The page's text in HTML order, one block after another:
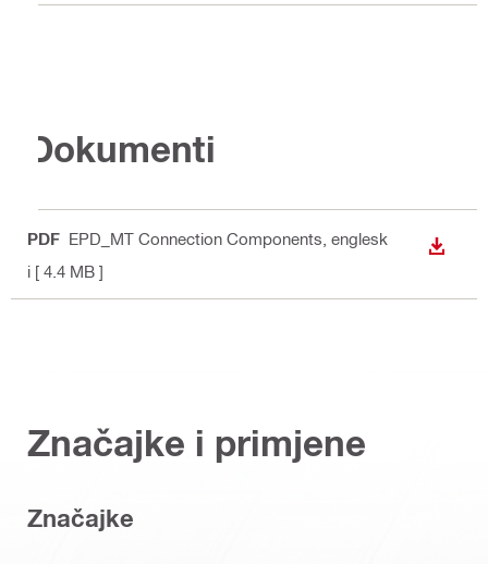
Dokumenti
PDF EPD_MT Connection Components , englesk
i [ 4.4 MB ]
Značajke i primjene
Značajke